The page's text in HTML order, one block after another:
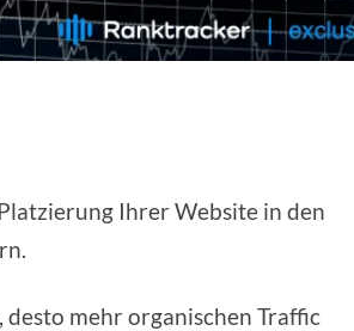
Ihrer Website in den
mehr organischen Traffic